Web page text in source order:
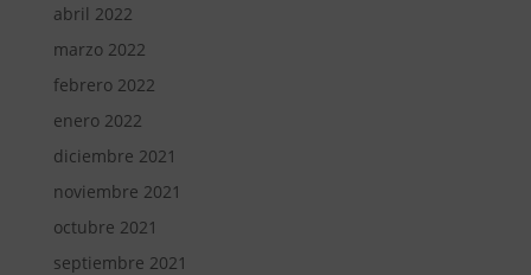
abril 2022
marzo 2022
febrero 2022
enero 2022
diciembre 2021
noviembre 2021
octubre 2021
septiembre 2021